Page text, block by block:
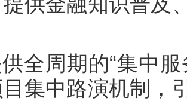
全周期的“集中
集中路演机制，